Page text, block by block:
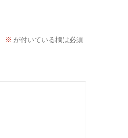
※ が付いている欄は必須